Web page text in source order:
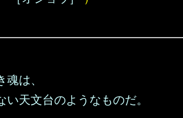
魂は、
い天文台のようなものだ。